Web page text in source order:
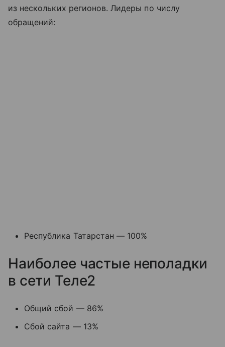
из нескольких регионов. Лидеры по числу
обращений:
Республика Татарстан — 100%
Наиболее частые неполадки
в сети Теле2
Общий сбой — 86%
Сбой сайта — 13%